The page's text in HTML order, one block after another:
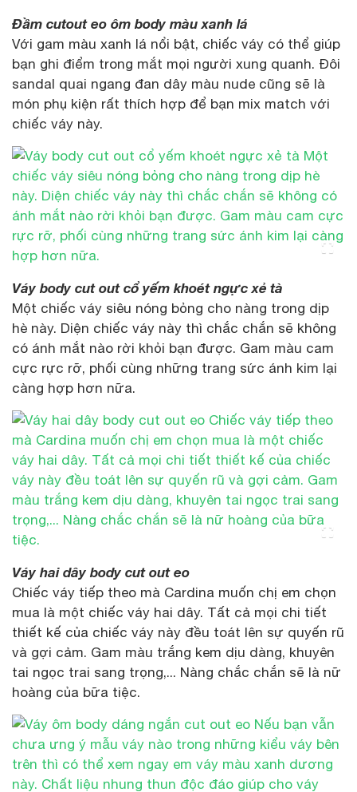
Đầm cutout eo ôm body màu xanh lá
Với gam màu xanh lá nổi bật, chiếc váy có thể giúp
bạn ghi điểm trong mắt mọi người xung quanh. Đôi
sandal quai ngang đan dây màu nude cũng sẽ là
món phụ kiện rất thích hợp để bạn mix match với
chiếc váy này.
Váy body cut out cổ yếm khoét ngực xẻ tà
Một chiếc váy siêu nóng bỏng cho nàng trong dịp
hè này. Diện chiếc váy này thì chắc chắn sẽ không
có ánh mắt nào rời khỏi bạn được. Gam màu cam
cực rực rỡ, phối cùng những trang sức ánh kim lại
càng hợp hơn nữa.
Váy hai dây body cut out eo
Chiếc váy tiếp theo mà Cardina muốn chị em chọn
mua là một chiếc váy hai dây. Tất cả mọi chi tiết
thiết kế của chiếc váy này đều toát lên sự quyến rũ
và gợi cảm. Gam màu trắng kem dịu dàng, khuyên
tai ngọc trai sang trọng,... Nàng chắc chắn sẽ là nữ
hoàng của bữa tiệc.